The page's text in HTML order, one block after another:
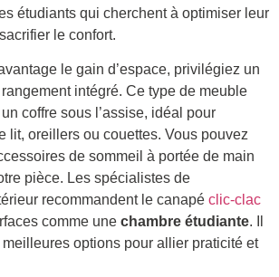
étudiants qui cherchent à optimiser leur
le confort.
le gain d’espace, privilégiez un
intégré. Ce type de meuble
coffre sous l’assise, idéal pour
lit, oreillers ou couettes. Vous pouvez
de sommeil à portée de main
pièce. Les spécialistes de
recommandent le canapé clic-clac
comme une chambre étudiante. Il
meilleures options pour allier praticité et